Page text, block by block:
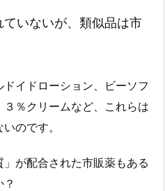
いないが、類似品は市
イドローション、ビーソフ
％クリームなど、これらは
のです。
が配合された市販薬もある